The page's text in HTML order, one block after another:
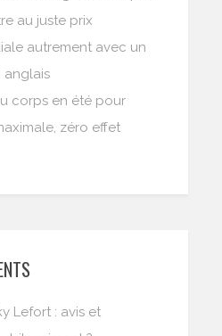
au juste prix
autrement avec un
anglais
corps en été pour
zéro effet
Lefort : avis et